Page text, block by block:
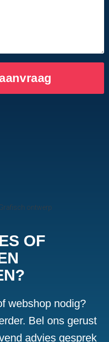
OF
webshop nodig?
Bel ons gerust
advies gesprek